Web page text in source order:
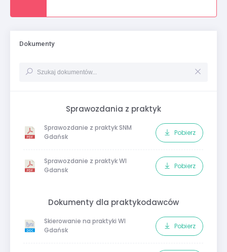
Dokumenty
Sprawozdania z praktyk
Sprawozdanie z praktyk SNM
Gdańsk
Pobierz
Sprawozdanie z praktyk WI
Gdansk
Pobierz
Dokumenty dla praktykodawców
Skierowanie na praktyki WI
Gdańsk
Pobierz